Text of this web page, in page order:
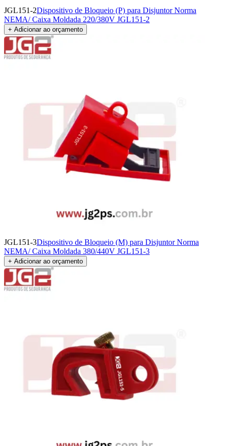
JGL151-2Dispositivo de Bloqueio (P) para Disjuntor Norma
NEMA/ Caixa Moldada 220/380V JGL151-2
+ Adicionar ao orçamento
JGL151-3Dispositivo de Bloqueio (M) para Disjuntor Norma
NEMA/ Caixa Moldada 380/440V JGL151-3
+ Adicionar ao orçamento